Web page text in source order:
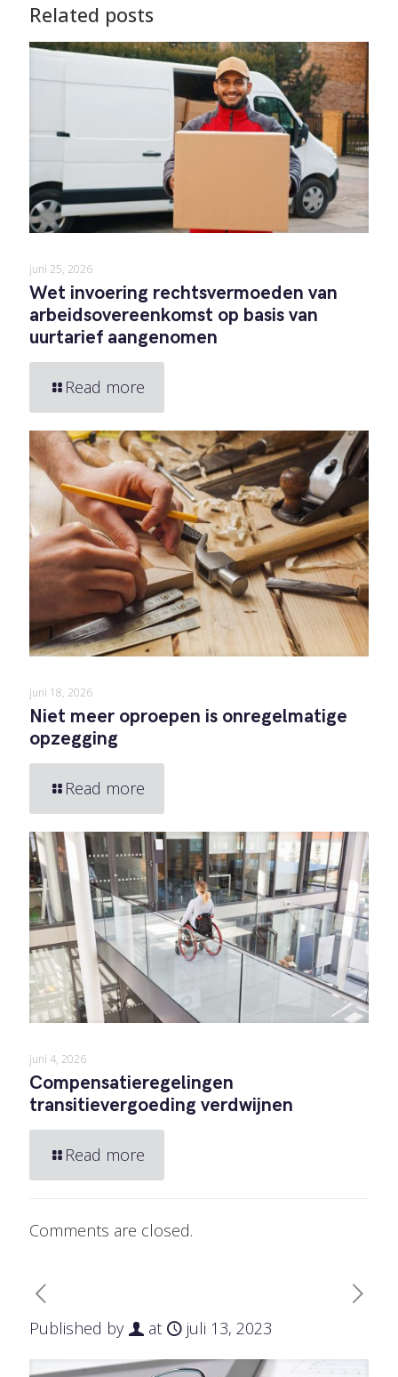
Related posts
juni 25, 2026
Wet invoering rechtsvermoeden van
arbeidsovereenkomst op basis van
uurtarief aangenomen
Read more
juni 18, 2026
Niet meer oproepen is onregelmatige
opzegging
Read more
juni 4, 2026
Compensatieregelingen
transitievergoeding verdwijnen
Read more
Comments are closed.
Published by at juli 13, 2023